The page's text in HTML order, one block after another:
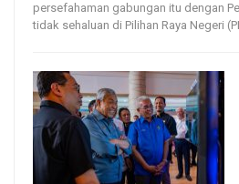
persefahaman gabungan itu dengan
tidak sehaluan di Pilihan Raya Negeri